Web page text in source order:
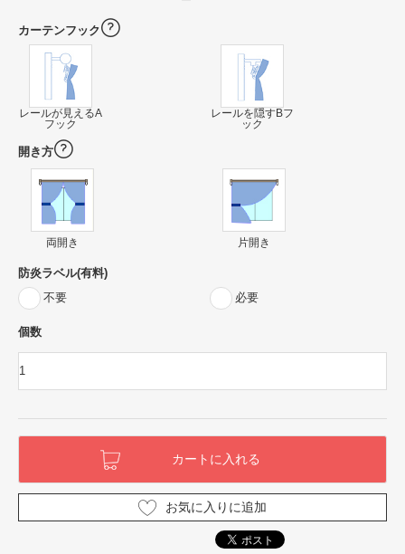
カーテンフック
レールが見えるA
フック
レールを隠すBフ
ック
開き方
両開き 片開き
防炎ラベル(有料)
不要
必要
個数
お気に入りに追加